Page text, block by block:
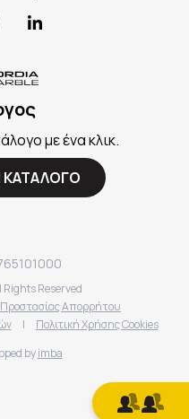
LinkedIn
με ένα κλικ.
ΚΑΤΑΛΟΓΟ
Rights Reserved
Προστασίας Απορρήτου
|
Πολιτική Χρήσης Cookies
by imba